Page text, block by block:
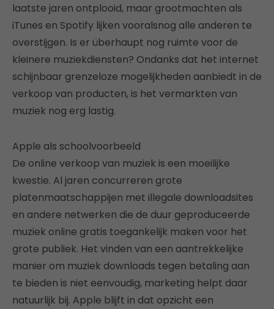
laatste jaren ontplooid, maar grootmachten als
iTunes en Spotify lijken vooralsnog alle anderen te
overstijgen. Is er überhaupt nog ruimte voor de
kleinere muziekdiensten? Ondanks dat het internet
schijnbaar grenzeloze mogelijkheden aanbiedt in de
verkoop van producten, is het vermarkten van
muziek nog erg lastig.
Apple als schoolvoorbeeld
De online verkoop van muziek is een moeilijke
kwestie. Al jaren concurreren grote
platenmaatschappijen met illegale downloadsites
en andere netwerken die de duur geproduceerde
muziek online gratis toegankelijk maken voor het
grote publiek. Het vinden van een aantrekkelijke
manier om muziek downloads tegen betaling aan
te bieden is niet eenvoudig, marketing helpt daar
natuurlijk bij. Apple blijft in dat opzicht een